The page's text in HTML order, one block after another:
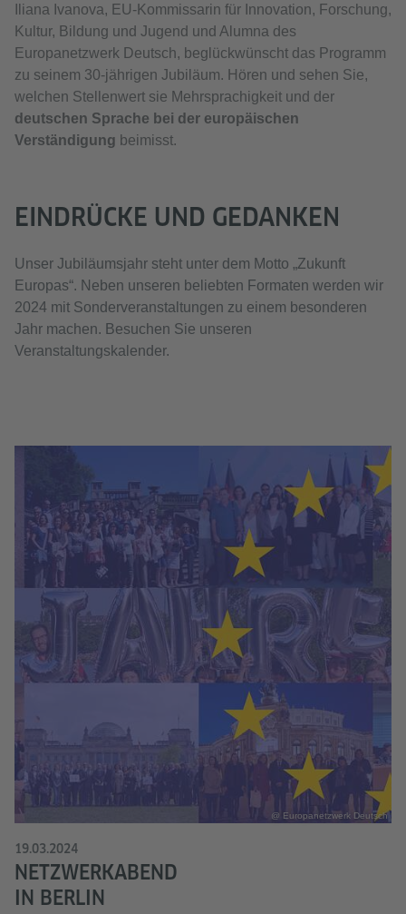
Iliana Ivanova, EU-Kommissarin für Innovation, Forschung,
Kultur, Bildung und Jugend und Alumna des
Europanetzwerk Deutsch, beglückwünscht das Programm
zu seinem 30-jährigen Jubiläum. Hören und sehen Sie,
welchen Stellenwert sie Mehrsprachigkeit und der
deutschen Sprache bei der europäischen
Verständigung beimisst.
EINDRÜCKE UND GEDANKEN
Unser Jubiläumsjahr steht unter dem Motto „Zukunft
Europas“. Neben unseren beliebten Formaten werden wir
2024 mit Sonderveranstaltungen zu einem besonderen
Jahr machen. Besuchen Sie unseren
Veranstaltungskalender.
@ Europanetzwerk Deutsch
19.03.2024
NETZWERKABEND
IN BERLIN